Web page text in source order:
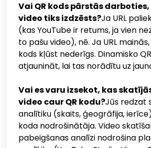
Vai QR kods pārstās
video tiks izdzēsts?Ja URL
(kas YouTube ir retums, ja vien
to pašu video), nē. Ja URL
kods kļūst nederīgs. Dinamisko
atjaunināt, lai tas norādītu uz
Vai es varu izsekot, kas
video caur QR kodu?Jūs redzat
analītiku (skaits, ģeogrāfija,
koda nodrošinātāja. Video
pabeigšanas analīzi nodrošina